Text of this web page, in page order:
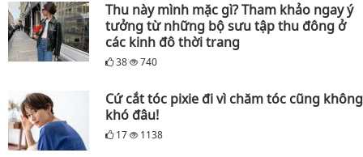
Thu này mình mặc gì? Tham khảo ngay ý
tưởng từ những bộ sưu tập thu đông ở
các kinh đô thời trang
38 740
Cứ cắt tóc pixie đi vì chăm tóc cũng không
khó đâu!
17 1138